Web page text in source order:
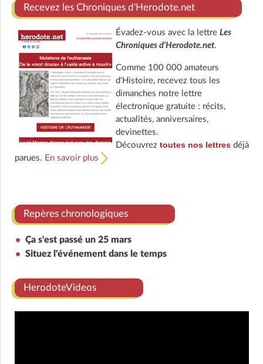
Recevez les Chroniques d'Herodote.net
Évadez-vous avec la lettre Les
Chroniques d'Herodote.net.
Comme 100 000 amateurs
d'Histoire, recevez tous les
dimanches notre lettre
électronique gratuite : récits,
actualités, anniversaires,
devinettes.
Découvrez toutes nos lettresdéjà
parues. En savoir plus
Repères chronologiques
Ça s'est passé un 25 mars
Situez l'événement dans le temps
HerodoteVideos